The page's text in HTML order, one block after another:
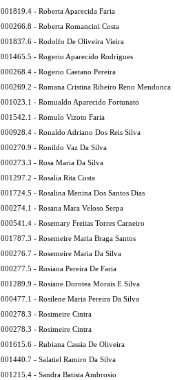
001819.4 - Roberta Aparecida Faria
000266.8 - Roberta Romancini Costa
001837.6 - Rodolfo De Oliveira Vieira
001465.5 - Rogerio Aparecido Rodrigues
000268.4 - Rogerio Caetano Pereira
000269.2 - Romana Cristina Ribeiro Reno Mendonca
001023.1 - Romualdo Aparecido Fortunato
001542.1 - Romulo Vizoto Faria
000928.4 - Ronaldo Adriano Dos Reis Silva
000270.9 - Ronildo Vaz Da Silva
000273.3 - Rosa Maria Da Silva
001297.2 - Rosalia Rita Costa
001724.5 - Rosalina Menina Dos Santos Dias
000274.1 - Rosana Mara Veloso Serpa
000541.4 - Rosemary Freitas Torres Carneiro
001787.3 - Rosemeire Maria Braga Santos
000276.7 - Rosemeire Maria Da Silva
000277.5 - Rosiana Pereira De Faria
001289.9 - Rosiane Dorotea Morais E Silva
000477.1 - Rosilene Maria Pereira Da Silva
000278.3 - Rosimeire Cintra
000278.3 - Rosimeire Cintra
001615.6 - Rubiana Cassia De Oliveira
001440.7 - Salatiel Ramiro Da Silva
001215.4 - Sandra Batista Ambrosio